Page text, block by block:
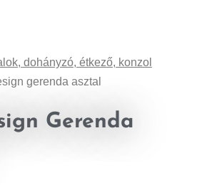
dohányzó, étkező, konzol
gerenda asztal
Gerenda